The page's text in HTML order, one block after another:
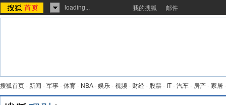
loading... 我的搜狐 邮件
搜狐首页 - 新闻 - 军事 - 体育 - NBA- 娱乐 - 视频 - 财经 - 股票 - IT - 汽车 - 房产 - 家居